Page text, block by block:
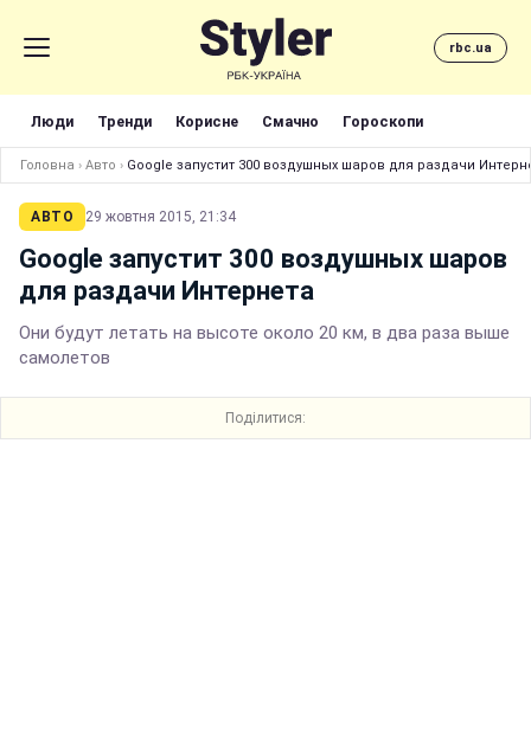
rbc.ua
Люди Тренди Корисне Смачно Гороскопи
Головна › Авто › Google запустит 300 воздушных шаров для раздачи
АВТО 29 жовтня 2015, 21:34
Google запустит 300 воздушных шаров
для раздачи Интернета
Они будут летать на высоте около 20 км, в два раза выше
самолетов
Поділитися: